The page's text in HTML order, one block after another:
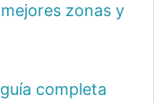
zonas y
completa